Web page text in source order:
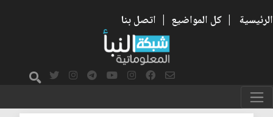
الرئيسية | كل المواضيع | اتصل بنا
رويترز